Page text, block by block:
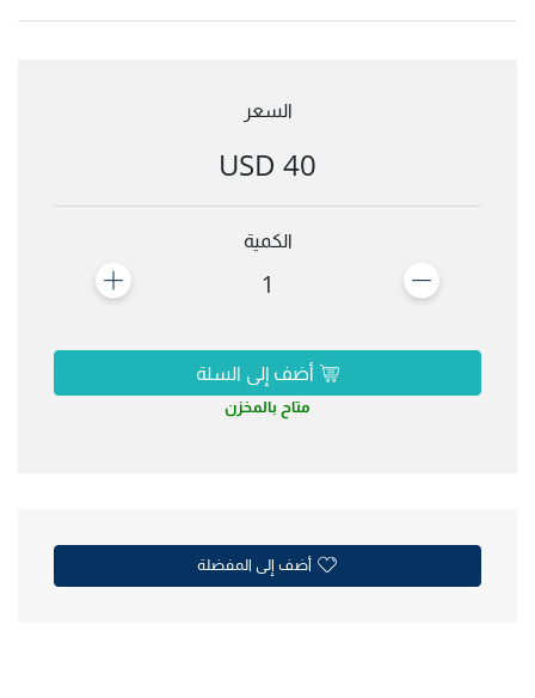
السعر
40 USD
الكمية
1
أضف إلى السلة
متاح بالمخزن
أضف إلى المفضلة